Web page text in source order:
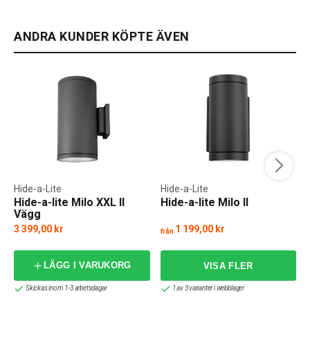
ANDRA KUNDER KÖPTE ÄVEN
Hide-a-lite Milo XXL II
Vägg
Hide-a-Lite
3 399,00 kr
LÄGG I VARUKORG
Skickas inom 1-3 arbetsdagar
Hide-a-lite Milo II
Hide-a-Lite
från 1 199,00 kr
1 av 3 varianter i webblager